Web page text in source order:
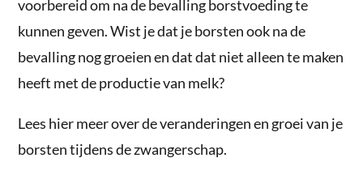
voorbereid om na de bevalling borstvoeding te
kunnen geven. Wist je dat je borsten ook na de
bevalling nog groeien en dat dat niet alleen te maken
heeft met de productie van melk?
Lees hier meer over de veranderingen en groei van je
borsten tijdens de zwangerschap.